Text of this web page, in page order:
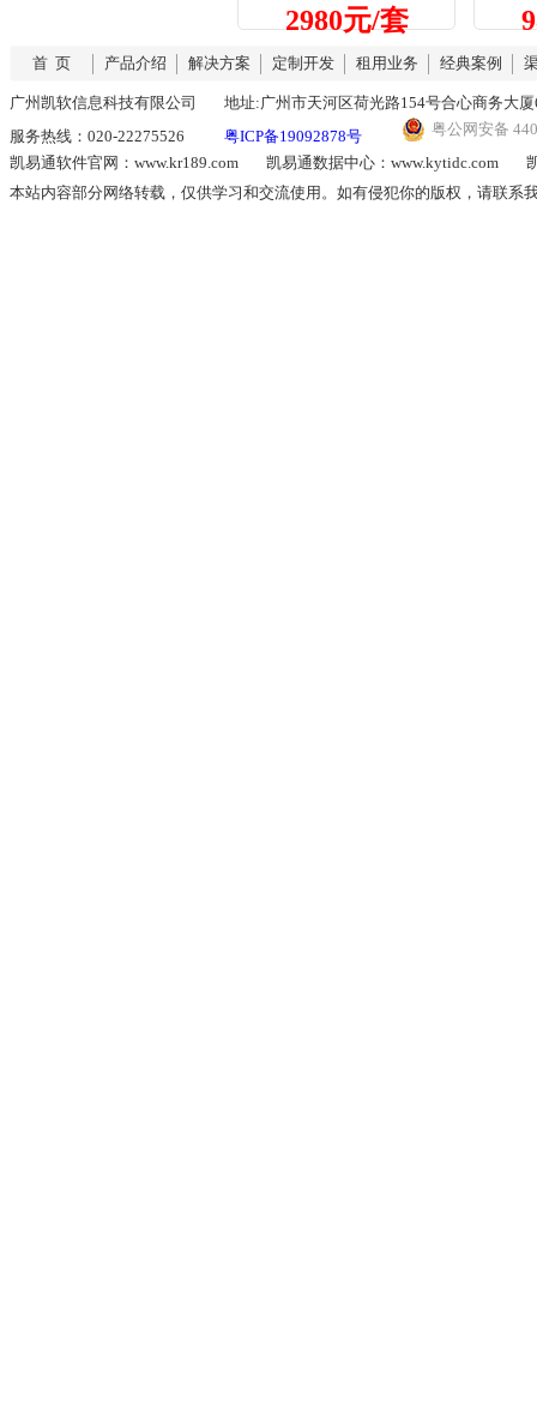
2980元/套
首 页 产品介绍 解决方案 定制开发 租用业务 经典案例
广州凯软信息科技有限公司
地址:广州市天河区荷光路154号合心商务大厦
服务热线：020-22275526
粤ICP备19092878号
粤公网安备
凯易通软件官网：www.kr189.com
凯易通数据中心：www.kytidc.com
本站内容部分网络转载，仅供学习和交流使用。如有侵犯你的版权，请联系